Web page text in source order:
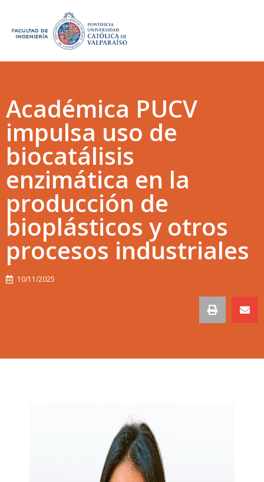
Académica PUCV
impulsa uso de
biocatálisis
enzimática en la
producción de
bioplásticos y otros
procesos industriales
10/11/2025